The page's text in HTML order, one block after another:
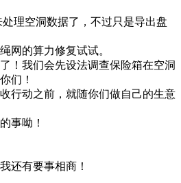
理空洞数据了，不过只是导出盘
网的算力修复试试。
！我们会先设法调查保险箱在空洞
们！
行动之前，就随你们做自己的生意
事呦！
还有要事相商！